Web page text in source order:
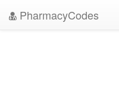
PharmacyCodes